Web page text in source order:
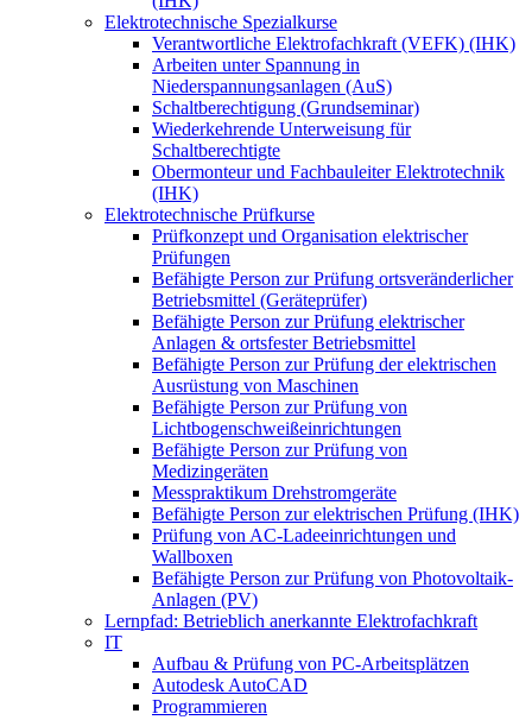
Elektrotechnische Spezialkurse
Verantwortliche Elektrofachkraft (VEFK) (IHK)
Arbeiten unter Spannung in
Niederspannungsanlagen (AuS)
Schaltberechtigung (Grundseminar)
Wiederkehrende Unterweisung für
Schaltberechtigte
Obermonteur und Fachbauleiter Elektrotechnik
(IHK)
Elektrotechnische Prüfkurse
Prüfkonzept und Organisation elektrischer
Prüfungen
Befähigte Person zur Prüfung ortsveränderlicher
Betriebsmittel (Geräteprüfer)
Befähigte Person zur Prüfung elektrischer
Anlagen & ortsfester Betriebsmittel
Befähigte Person zur Prüfung der elektrischen
Ausrüstung von Maschinen
Befähigte Person zur Prüfung von
Lichtbogenschweißeinrichtungen
Befähigte Person zur Prüfung von
Medizingeräten
Messpraktikum Drehstromgeräte
Befähigte Person zur elektrischen Prüfung (IHK)
Prüfung von AC-Ladeeinrichtungen und
Wallboxen
Befähigte Person zur Prüfung von Photovoltaik-
Anlagen (PV)
Lernpfad: Betrieblich anerkannte Elektrofachkraft
IT
Aufbau & Prüfung von PC-Arbeitsplätzen
Autodesk AutoCAD
Programmieren